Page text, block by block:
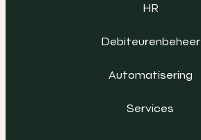
HR
Debiteurenbeheer
Automatisering
Services